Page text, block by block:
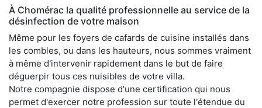
À Chomérac la qualité professionnelle au service de la
désinfection de votre maison
Même pour les foyers de cafards de cuisine installés dans
les combles, ou dans les hauteurs, nous sommes vraiment
à même d'intervenir rapidement dans le but de faire
déguerpir tous ces nuisibles de votre villa.
Notre compagnie dispose d'une certification qui nous
permet d'exercer notre profession sur toute l'étendue du